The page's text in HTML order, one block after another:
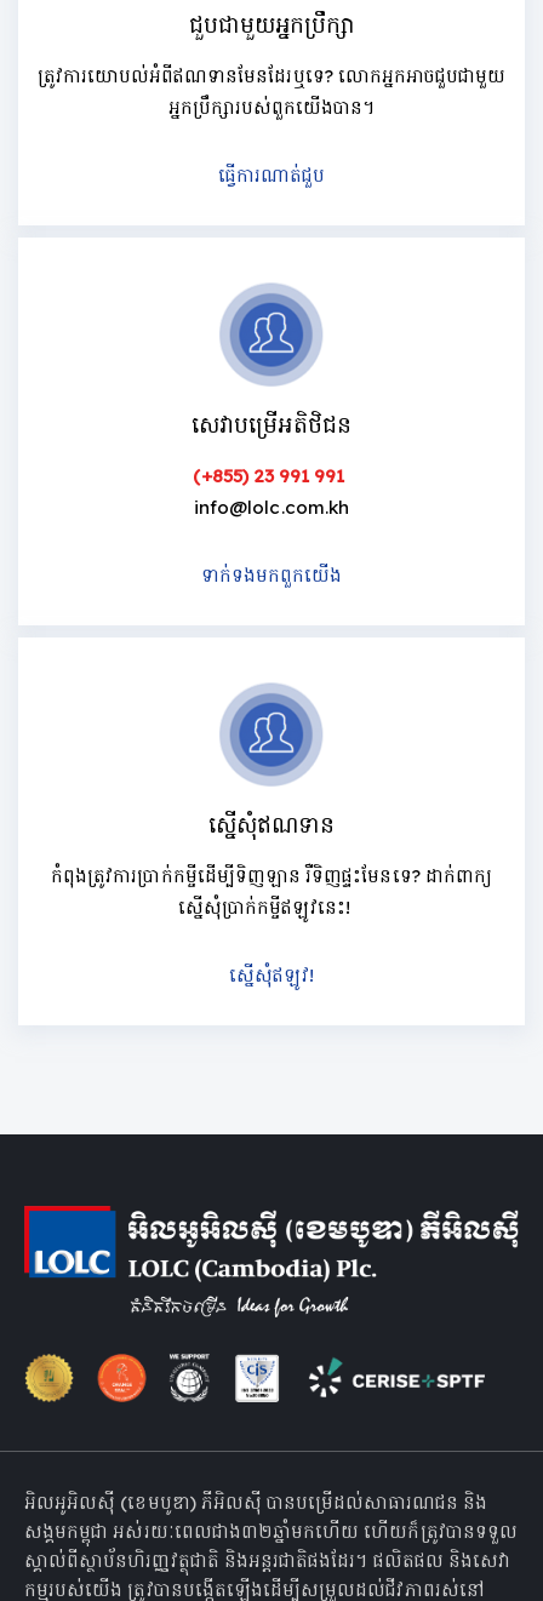
ជួបជាមួយអ្នកប្រឹក្សា
ត្រូវការយោបល់អំពីឥណទានមែនដែរឬទេ? លោកអ្នកអាចជួបជាមួយ
អ្នកប្រឹក្សារបស់ពួកយើងបាន។
ធ្វើការណាត់ជួប
សេវាបម្រើអតិថិជន
(+855) 23 991 991
info@lolc.com.kh
ទាក់ទងមកពួកយើង
ស្នើសុំឥណទាន
កំពុងត្រូវការប្រាក់កម្ចីដើម្បីទិញឡាន រឺទិញផ្ទះមែនទេ? ដាក់ពាក្យ
ស្នើសុំប្រាក់កម្ចីឥឡូវនេះ!
ស្នើសុំឥឡូវ!
អិលអូអិលស៊ី (ខេមបូឌា) ភីអិលស៊ី បានបម្រើដល់សាធារណជន និង
សង្គមកម្ពុជា អស់រយៈពេលជាង៣២ឆ្នាំមកហើយ ហើយក៏ត្រូវបានទទួល
ស្គាល់ពីស្ថាប័នហិរញ្ញវត្ថុជាតិ និងអន្តរជាតិផងដែរ។ ផលិតផល និងសេវា
កម្មរបស់យើង ត្រូវបានបង្កើតឡើងដើម្បីសម្រួលដល់ជីវភាពរស់នៅ